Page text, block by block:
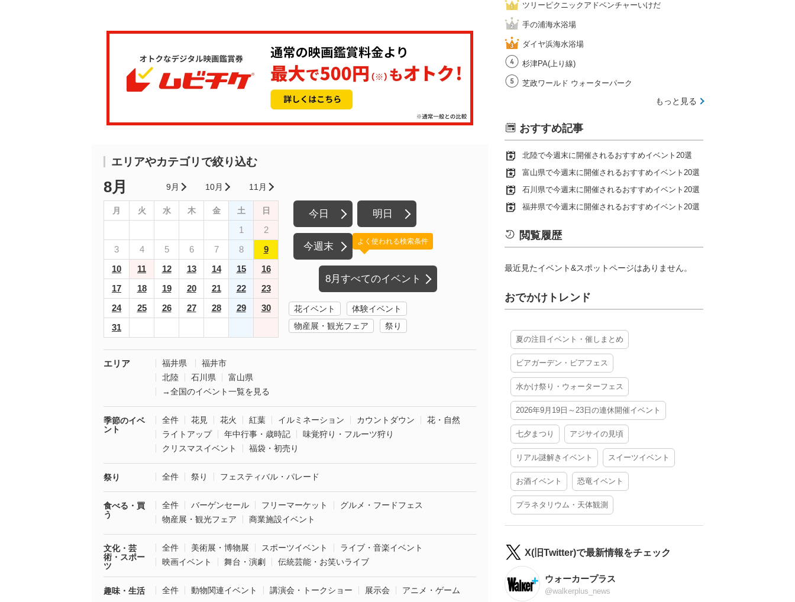
エリアやカテゴリで絞り込む
8月 9月 10月 11月
月 火 水 木 金 土 日
1
2
3
4 5 6 7 8
9
10
11 12 13 14 15
16
17
18 19 20 21 22
23
24
25 26 27 28 29
30
31
今日 明日
今週末
8月すべてのイベント
よく使われる検索条件
花イベント
体験イベント
物産展・観光フェア
祭り
エリア 福井県
福井市
北陸
石川県
富山県
→全国のイベント一覧を見る
季節のイベ
ント
全件 花見 花火 紅葉 イルミネーション カウントダウン
花・自然
ライトアップ
年中行事・歳時記
味覚狩り・フルーツ狩り
クリスマスイベント
福袋・初売り
祭り 全件 祭り フェスティバル・パレード
食べる・買
う
全件 バーゲンセール フリーマーケット
グルメ・フードフェス
物産展・観光フェア
商業施設イベント
文化・芸
術・スポー
ツ
全件 美術展・博物展 スポーツイベント
ライブ・音楽イベント
映画イベント
舞台・演劇 伝統芸能・お笑いライブ
趣味・生活 全件 動物関連イベント 講演会・トークショー 展示会 アニメ・ゲーム
ツリーピクニックアドベンチャーいけだ
手の浦海水浴場
ダイヤ浜海水浴場
杉津PA(上り線)
芝政ワールド ウォーターパーク
もっと見る
おすすめ記事
北陸で今週末に開催されるおすすめイベント20選
富山県で今週末に開催されるおすすめイベント20選
石川県で今週末に開催されるおすすめイベント20選
福井県で今週末に開催されるおすすめイベント20選
閲覧履歴
最近見たイベント&スポットページはありません。
おでかけトレンド
夏の注目イベント・催しまとめ
ビアガーデン・ビアフェス
水かけ祭り・ウォーターフェス
2026年9月19日～23日の連休開催イベント
七夕まつり アジサイの見頃
リアル謎解きイベント スイーツイベント
お酒イベント 恐竜イベント
プラネタリウム・天体観測
X(旧Twitter)で最新情報をチェック
ウォーカープラス
@walkerplus_news